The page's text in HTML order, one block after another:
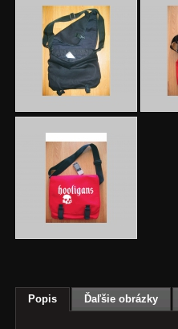
Popis Ďaľšie obrázky